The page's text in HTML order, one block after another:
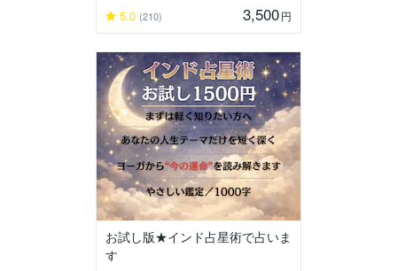
5.0 (210) 3,500円
お試し版★インド占星術で占いま
す